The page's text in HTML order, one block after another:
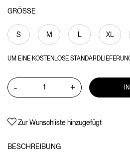
GRÖSSE
S M L XL
UM EINE KOSTENLOSE
- +
Zur Wunschliste hinzugefügt
BESCHREIBUNG